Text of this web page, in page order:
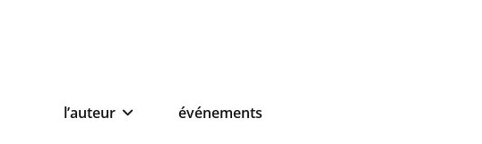
l’auteur événements